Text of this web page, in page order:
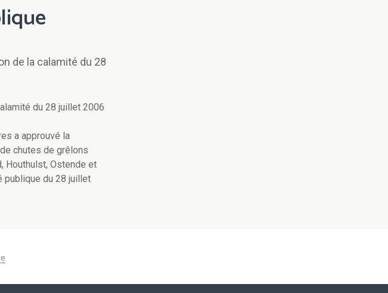
de la calamité du 28
du 28 juillet 2006
a approuvé la
chutes de grêlons
Houthulst, Ostende et
publique du 28 juillet